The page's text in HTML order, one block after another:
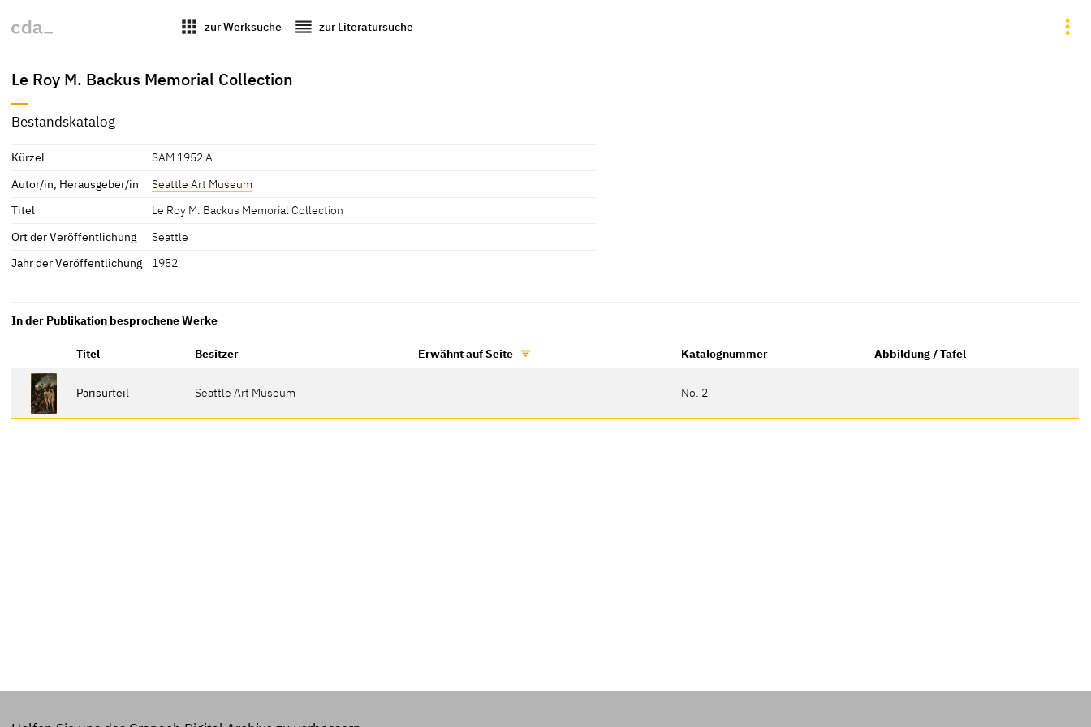
apps zur Werksuche reorder zur Literatursuche
Le Roy M. Backus Memorial Collection
Bestandskatalog
Kürzel
SAM 1952 A
Autor/in, Herausgeber/in
Seattle Art Museum
Titel
Le Roy M. Backus Memorial Collection
Ort der Veröffentlichung
Seattle
Jahr der Veröffentlichung
1952
In der Publikation besprochene Werke
Titel Besitzer Erwähnt auf Seite Katalognummer Abbildung / Tafel
Parisurteil Seattle Art Museum No. 2